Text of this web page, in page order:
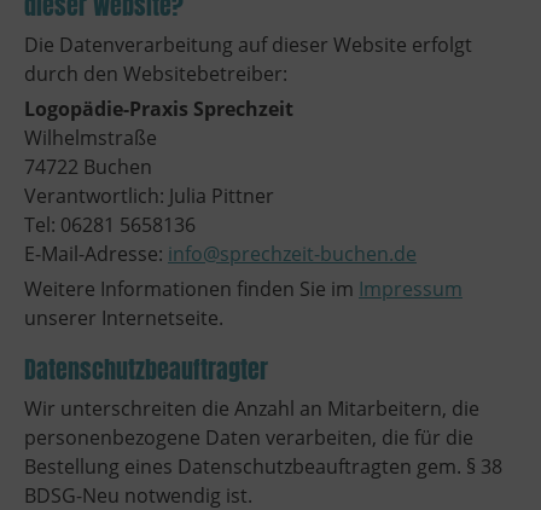
Die Datenverarbeitung auf dieser Website erfolgt
durch den Websitebetreiber:
Logopädie-Praxis Sprechzeit
Wilhelmstraße
74722 Buchen
Verantwortlich: Julia Pittner
Tel: 06281 5658136
E-Mail-Adresse: info@sprechzeit-buchen.de
Weitere Informationen finden Sie im Impressum
unserer Internetseite.
Datenschutzbeauftragter
Wir unterschreiten die Anzahl an Mitarbeitern, die
personenbezogene Daten verarbeiten, die für die
Bestellung eines Datenschutzbeauftragten gem. § 38
BDSG-Neu notwendig ist.